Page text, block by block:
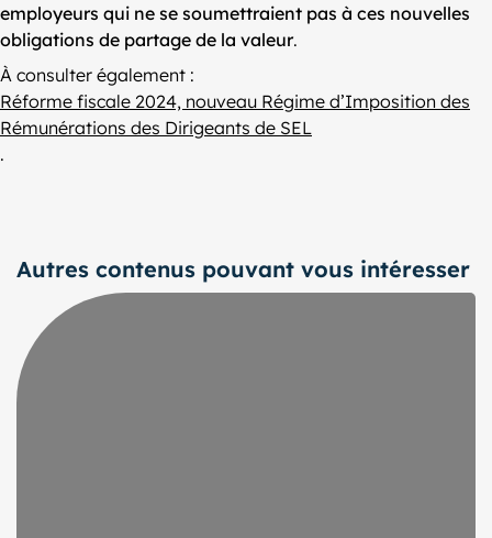
employeurs qui ne se soumettraient pas à ces nouvelles
obligations de partage de la valeur.
À consulter également :
Réforme fiscale 2024, nouveau Régime d’Imposition des
Rémunérations des Dirigeants de SEL
.
Autres contenus pouvant vous intéresser